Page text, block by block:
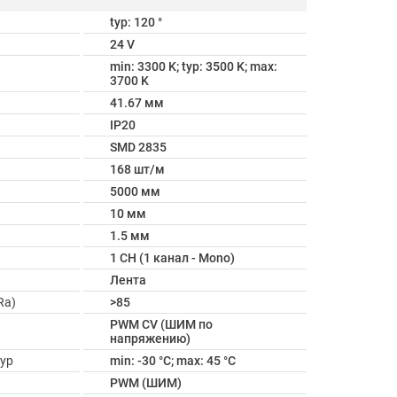
typ: 120 °
24 V
min: 3300 K; typ: 3500 K; max:
3700 K
41.67 мм
IP20
SMD 2835
168 шт/м
5000 мм
10 мм
1.5 мм
1 CH (1 канал - Mono)
Лента
>85
PWM СV (ШИМ по
напряжению)
min: -30 °C; max: 45 °C
PWM (ШИМ)